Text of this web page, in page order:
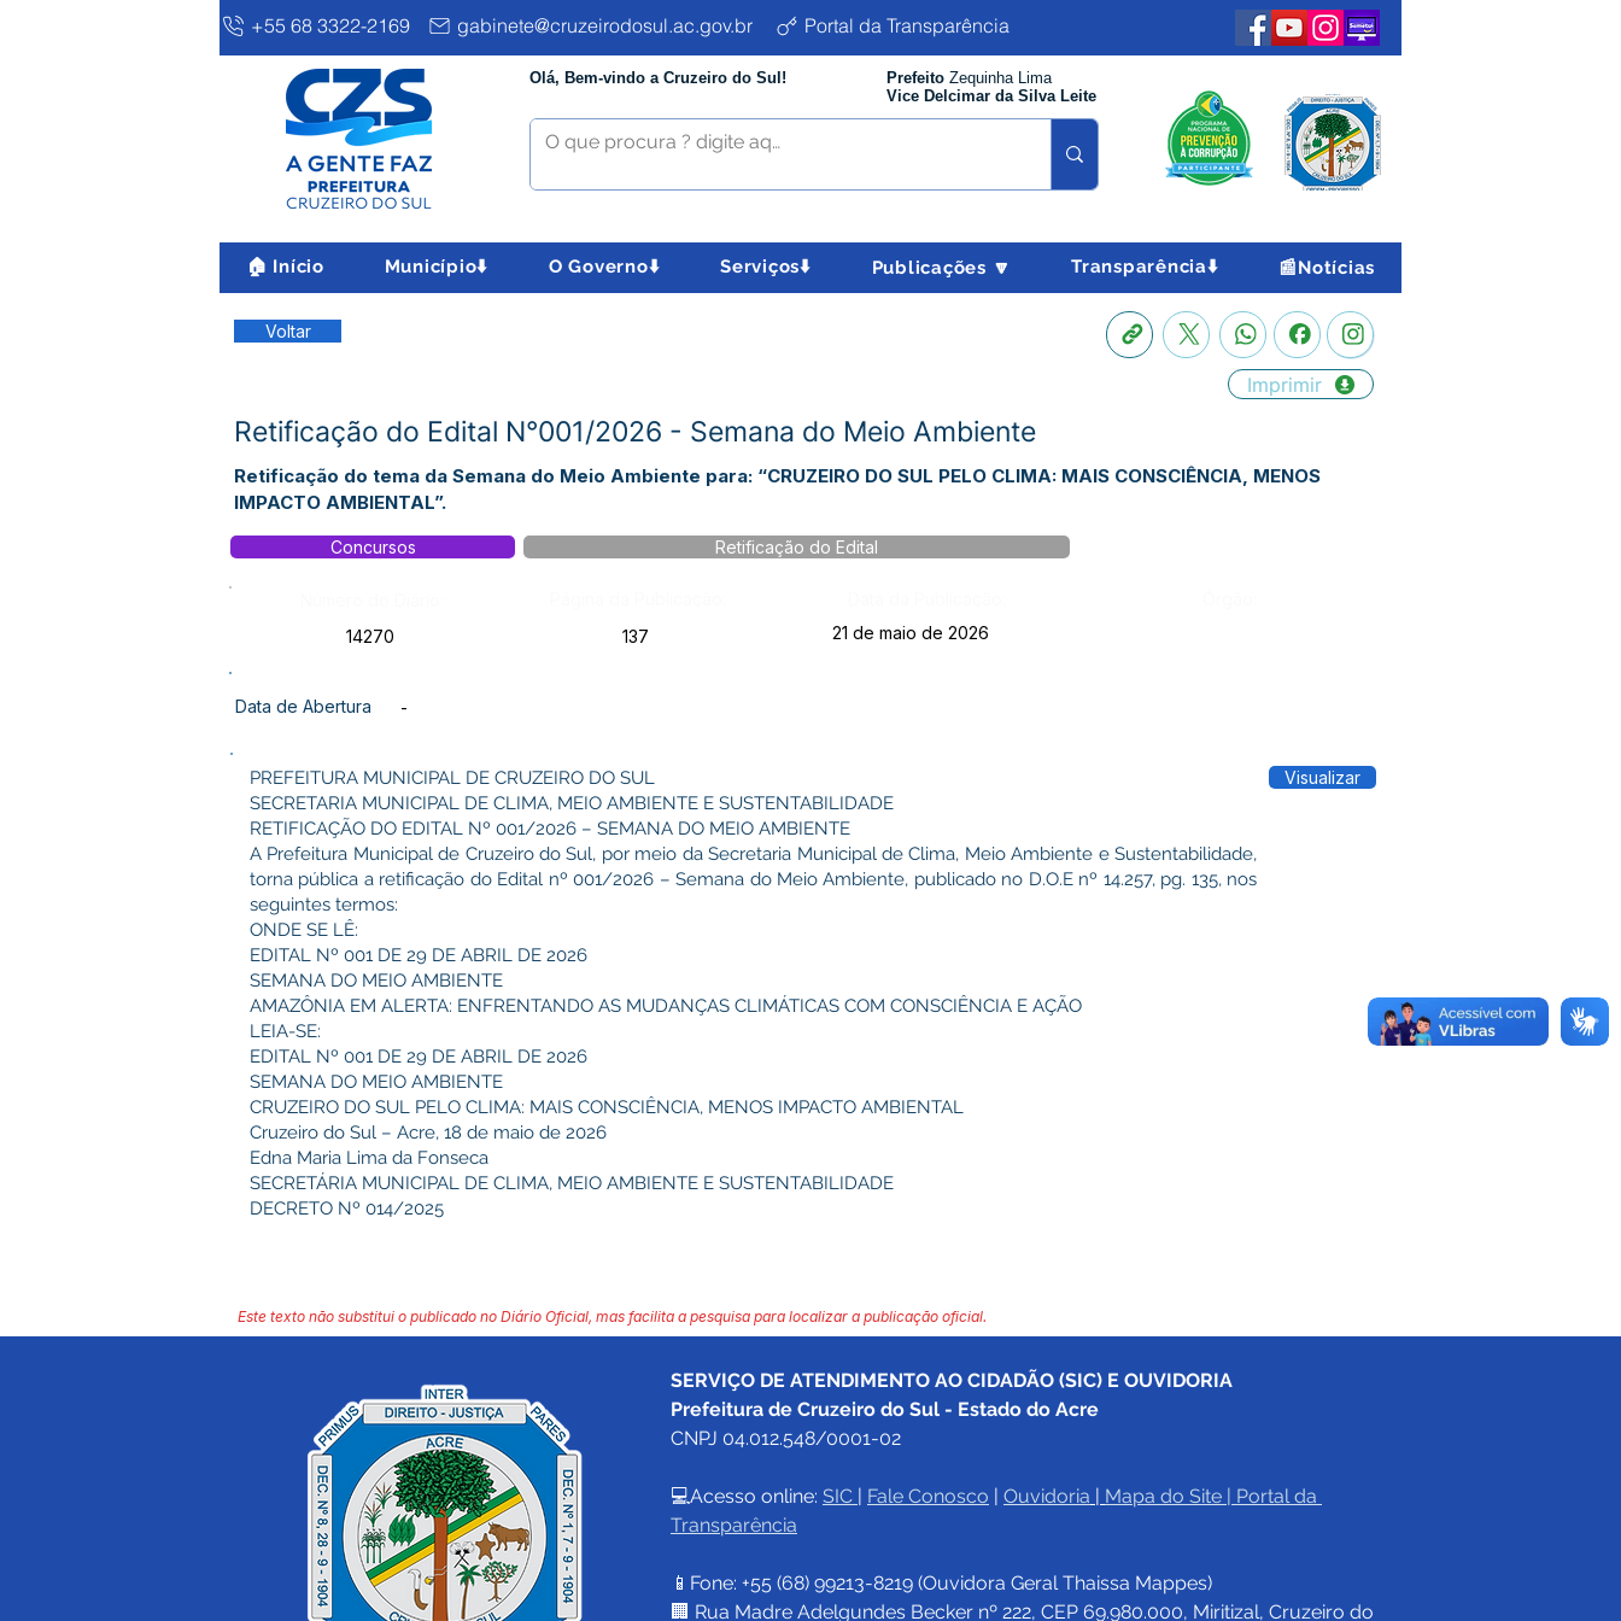
+55 68 3322-2169 gabinete@cruzeirodosul.ac.gov.br Portal da Transparência
Olá, Bem-vindo a Cruzeiro do Sul! Prefeito Zequinha Lima
Vice Delcimar da Silva Leite
🏠 Início Município⬇️ O Governo⬇️ Serviços⬇️ Publicações 🔽 Transparência⬇️ 📰Notícias
Voltar
Imprimir
Retificação do Edital N°001/2026 - Semana do Meio Ambiente
Retificação do tema da Semana do Meio Ambiente para: “CRUZEIRO DO SUL PELO CLIMA: MAIS CONSCIÊNCIA, MENOS
IMPACTO AMBIENTAL”.
Concursos Retificação do Edital
14270
137 21 de maio de 2026
Data de Abertura -
PREFEITURA MUNICIPAL DE CRUZEIRO DO SUL
SECRETARIA MUNICIPAL DE CLIMA, MEIO AMBIENTE E SUSTENTABILIDADE
RETIFICAÇÃO DO EDITAL Nº 001/2026 – SEMANA DO MEIO AMBIENTE
A Prefeitura Municipal de Cruzeiro do Sul, por meio da Secretaria Municipal de Clima, Meio Ambiente e Sustentabilidade,
torna pública a retificação do Edital nº 001/2026 – Semana do Meio Ambiente, publicado no D.O.E nº 14.257, pg. 135, nos
seguintes termos:
ONDE SE LÊ:
EDITAL Nº 001 DE 29 DE ABRIL DE 2026
SEMANA DO MEIO AMBIENTE
AMAZÔNIA EM ALERTA: ENFRENTANDO AS MUDANÇAS CLIMÁTICAS COM CONSCIÊNCIA E AÇÃO
LEIA-SE:
EDITAL Nº 001 DE 29 DE ABRIL DE 2026
SEMANA DO MEIO AMBIENTE
CRUZEIRO DO SUL PELO CLIMA: MAIS CONSCIÊNCIA, MENOS IMPACTO AMBIENTAL
Cruzeiro do Sul – Acre, 18 de maio de 2026
Edna Maria Lima da Fonseca
SECRETÁRIA MUNICIPAL DE CLIMA, MEIO AMBIENTE E SUSTENTABILIDADE
DECRETO Nº 014/2025
Visualizar
Este texto não substitui o publicado no Diário Oficial, mas facilita a pesquisa para localizar a publicação oficial.
SERVIÇO DE ATENDIMENTO AO CIDADÃO (SIC) E OUVIDORIA
Prefeitura de Cruzeiro do Sul - Estado do Acre
CNPJ 04.012.548/0001-02
💻Acesso online: SIC | Fale Conosco | Ouvidoria | Mapa do Site | Portal da
Transparência
📱Fone: +55 (68) 99213-8219 (Ouvidora Geral Thaissa Mappes)
🏢 Rua Madre Adelgundes Becker nº 222, CEP 69.980.000, Miritizal, Cruzeiro do